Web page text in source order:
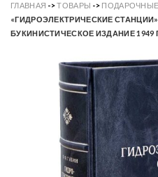
ГЛАВНАЯ ->ТОВАРЫ ->
«ГИДРОЭЛЕКТРИЧЕСКИЕ
БУКИНИСТИЧЕСКОЕ ИЗДАНИЕ